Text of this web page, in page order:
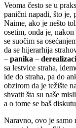
Veoma često se u
panični napadi, što je,
Naime, ako je nešto
osetim, onda je,
se suočim sa
da se hijerarhija
– panika –
sa lestvice straha,
ide do straha, pa do
obzirom da je težište
shvatit šta su naše
a o tome se baš
Naravno, ovo je samo